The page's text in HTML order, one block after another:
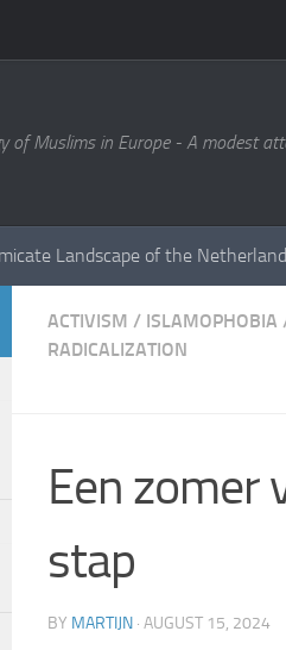
of Muslims in Europe - A modest
Landscape of the
ACTIVISM / ISLAMOPHOBIA
RADICALIZATION
Een zomer
stap
BY MARTIJN · AUGUST 15, 2024